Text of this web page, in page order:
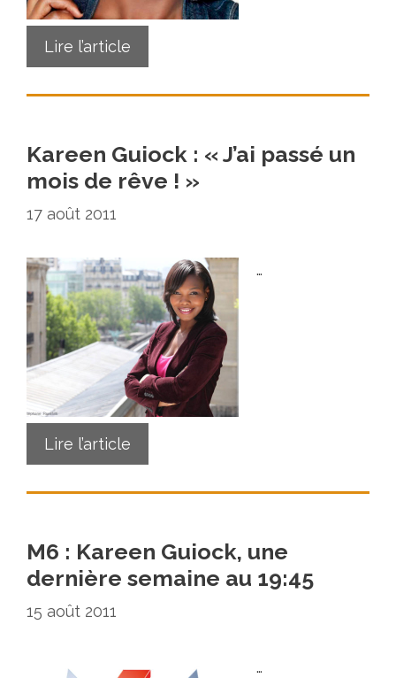
Lire l’article
Kareen Guiock : « J’ai passé un
mois de rêve ! »
17 août 2011
…
Lire l’article
M6 : Kareen Guiock, une
dernière semaine au 19:45
15 août 2011
…